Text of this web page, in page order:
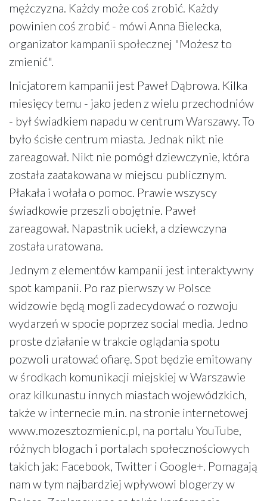
mężczyzna. Każdy może coś zrobić. Każdy
powinien coś zrobić - mówi Anna Bielecka,
organizator kampanii społecznej "Możesz to
zmienić".
Inicjatorem kampanii jest Paweł Dąbrowa. Kilka
miesięcy temu - jako jeden z wielu przechodniów
- był świadkiem napadu w centrum Warszawy. To
było ścisłe centrum miasta. Jednak nikt nie
zareagował. Nikt nie pomógł dziewczynie, która
została zaatakowana w miejscu publicznym.
Płakała i wołała o pomoc. Prawie wszyscy
świadkowie przeszli obojętnie. Paweł
zareagował. Napastnik uciekł, a dziewczyna
została uratowana.
Jednym z elementów kampanii jest interaktywny
spot kampanii. Po raz pierwszy w Polsce
widzowie będą mogli zadecydować o rozwoju
wydarzeń w spocie poprzez social media. Jedno
proste działanie w trakcie oglądania spotu
pozwoli uratować ofiarę. Spot będzie emitowany
w środkach komunikacji miejskiej w Warszawie
oraz kilkunastu innych miastach wojewódzkich,
także w internecie m.in. na stronie internetowej
www.mozesztozmienic.pl, na portalu YouTube,
różnych blogach i portalach społecznościowych
takich jak: Facebook, Twitter i Google+. Pomagają
nam w tym najbardziej wpływowi blogerzy w